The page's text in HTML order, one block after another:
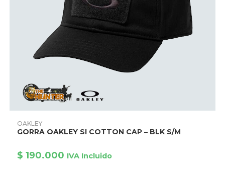
Este
producto
tiene
múltiples
Las
opciones
OAKLEY
GORRA OAKLEY SI COTTON CAP – BLK S/M
$ 190.000 IVA Incluido